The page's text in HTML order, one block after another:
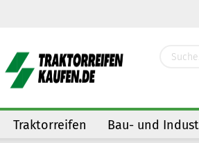
Traktorreifen Bau- und